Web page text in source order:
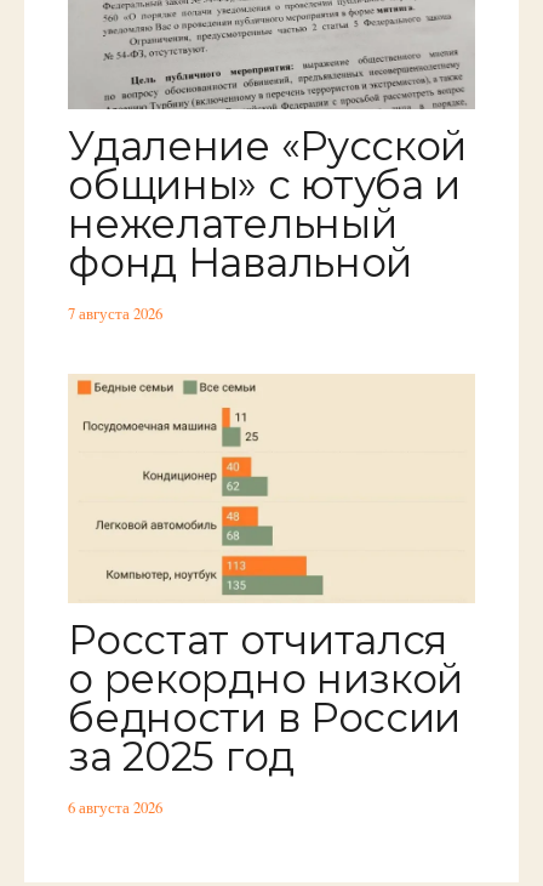
Удаление «Русской
общины» с ютуба и
нежелательный
фонд Навальной
7 августа 2026
Росстат отчитался
о рекордно низкой
бедности в России
за 2025 год
6 августа 2026